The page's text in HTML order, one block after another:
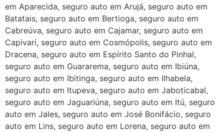
em Aparecida, seguro auto em Arujá, seguro auto em
Batatais, seguro auto em Bertioga, seguro auto em
Cabreúva, seguro auto em Cajamar, seguro auto em
Capivari, seguro auto em Cosmópolis, seguro auto em
Dracena, seguro auto em Espírito Santo do Pinhal,
seguro auto em Guararema, seguro auto em Ibiúna,
seguro auto em Ibitinga, seguro auto em Ilhabela,
seguro auto em Itupeva, seguro auto em Jaboticabal,
seguro auto em Jaguariúna, seguro auto em Itú, seguro
auto em Jales, seguro auto em José Bonifácio, seguro
auto em Lins, seguro auto em Lorena, seguro auto em